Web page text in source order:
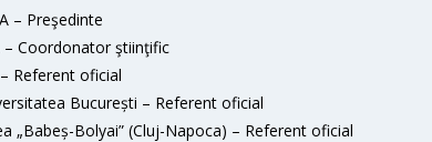
– Preşedinte
– Coordonator ştiinţific
Referent oficial
București – Referent oficial
„Babeș-Bolyai” (Cluj-Napoca) – Referent oficial